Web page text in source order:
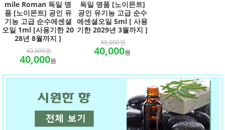
mile Roman 독일 명
품 [노이몬트] 공인 유
기농 고급 순수에센셜
오일 1ml [사용기한 20
28년 8월까지 ]
40,000원
40,000원
독일 명품 [노이몬트]
공인 유기농 고급 순수
에센셜오일 5ml [ 사용
기한 2029년 3월까지 ]
40,000원
40,000원